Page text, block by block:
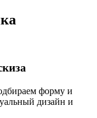
форму и
дизайн и